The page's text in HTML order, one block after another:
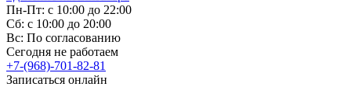
Пн-Пт: с 10:00 до 22:00
Сб: с 10:00 до 20:00
Вс: По согласованию
Сегодня не работаем
+7-(968)-701-82-81
Записаться онлайн